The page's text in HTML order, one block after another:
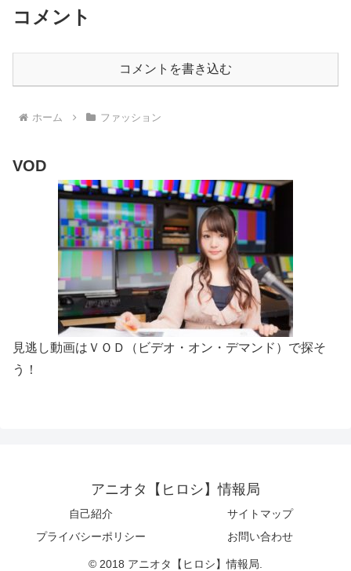
コメント
コメントを書き込む
ホーム ファッション
VOD
見逃し動画はＶＯＤ（ビデオ・オン・デマンド）で探そ
う！
アニオタ【ヒロシ】情報局
自己紹介
サイトマップ
プライバシーポリシー
お問い合わせ
© 2018 アニオタ【ヒロシ】情報局.